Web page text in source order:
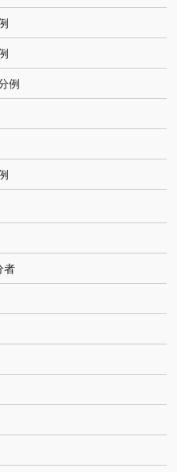
例
者